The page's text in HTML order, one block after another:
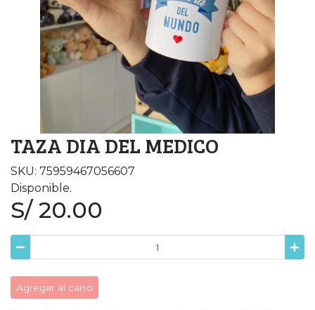
TAZA DIA DEL MEDICO
SKU: 75959467056607
Disponible.
S/ 20.00
Agregar al carro